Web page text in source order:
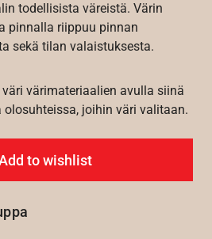
todellisista väreistä. Värin
pinnalla riippuu pinnan
sekä tilan valaistuksesta.
värimateriaalien avulla siinä
joihin väri valitaan.
to wishlist